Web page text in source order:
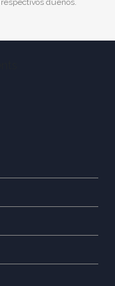
dueños.